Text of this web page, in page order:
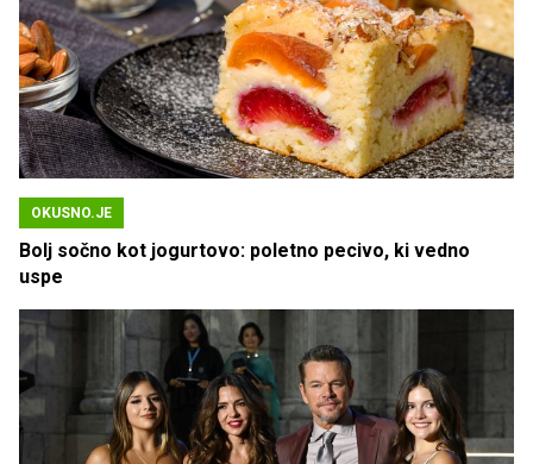
OKUSNO.JE
Bolj sočno kot jogurtovo: poletno pecivo, ki vedno
uspe